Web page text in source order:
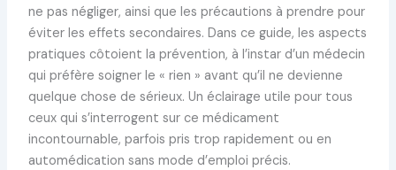
ne pas négliger, ainsi que les précautions à prendre pour
éviter les effets secondaires. Dans ce guide, les aspects
pratiques côtoient la prévention, à l’instar d’un médecin
qui préfère soigner le « rien » avant qu’il ne devienne
quelque chose de sérieux. Un éclairage utile pour tous
ceux qui s’interrogent sur ce médicament
incontournable, parfois pris trop rapidement ou en
automédication sans mode d’emploi précis.